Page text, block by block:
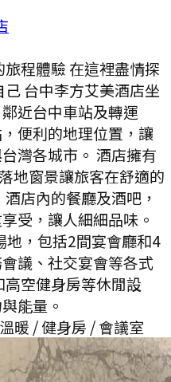
程體驗 在這裡盡情探
台中李方艾美酒店坐
近台中車站及轉運
便利的地理位置，讓
灣各城市。 酒店擁有
地窗景讓旅客在舒適的
店內的餐廳及酒吧，
受，讓人細細品味。
，包括2間宴會廳和4
議、社交宴會等各式
空健身房等休閒設
能量。
暖 / 健身房 / 會議室